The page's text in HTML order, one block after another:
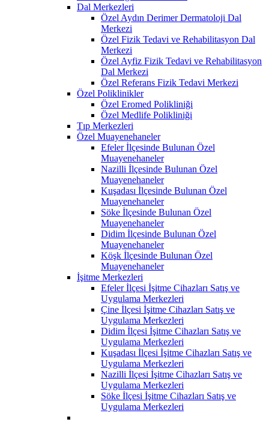
Dal Merkezleri
Özel Aydın Derimer Dermatoloji Dal
Merkezi
Özel Fizik Tedavi ve Rehabilitasyon Dal
Merkezi
Özel Ayfiz Fizik Tedavi ve Rehabilitasyon
Dal Merkezi
Özel Referans Fizik Tedavi Merkezi
Özel Poliklinikler
Özel Eromed Polikliniği
Özel Medlife Polikliniği
Tıp Merkezleri
Özel Muayenehaneler
Efeler İlçesinde Bulunan Özel
Muayenehaneler
Nazilli İlçesinde Bulunan Özel
Muayenehaneler
Kuşadası İlçesinde Bulunan Özel
Muayenehaneler
Söke İlçesinde Bulunan Özel
Muayenehaneler
Didim İlçesinde Bulunan Özel
Muayenehaneler
Köşk İlçesinde Bulunan Özel
Muayenehaneler
İşitme Merkezleri
Efeler İlçesi İşitme Cihazları Satış ve
Uygulama Merkezleri
Çine İlçesi İşitme Cihazları Satış ve
Uygulama Merkezleri
Didim İlçesi İşitme Cihazları Satış ve
Uygulama Merkezleri
Kuşadası İlçesi İşitme Cihazları Satış ve
Uygulama Merkezleri
Nazilli İlçesi İşitme Cihazları Satış ve
Uygulama Merkezleri
Söke İlçesi İşitme Cihazları Satış ve
Uygulama Merkezleri